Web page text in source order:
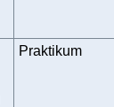
Praktikum